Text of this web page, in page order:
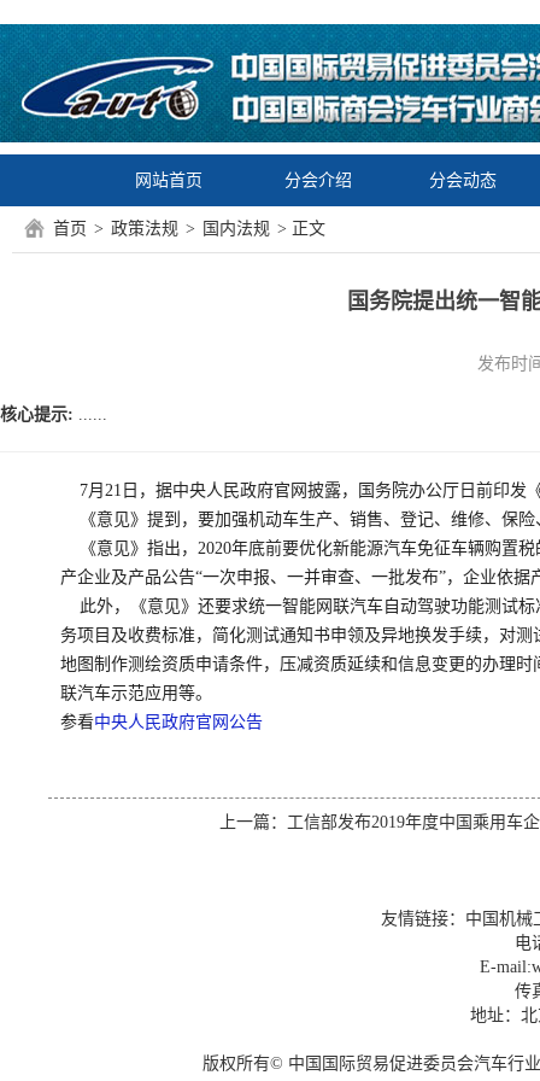
网站首页 分会介绍 分会动态
首页 > 政策法规 > 国内法规 > 正文
国务院提出统一智
发布时
核心提示: ......
7月21日，据中央人民政府官网披露，国务院办公厅日前印发
《意见》提到，要加强机动车生产、销售、登记、维修、保
《意见》指出，2020年底前要优化新能源汽车免征车辆购置
产企业及产品公告“一次申报、一并审查、一批发布”，企业依
此外，《意见》还要求统一智能网联汽车自动驾驶功能测试
务项目及收费标准，简化测试通知书申领及异地换发手续，对
地图制作测绘资质申请条件，压减资质延续和信息变更的办理
联汽车示范应用等。
参看中央人民政府官网公告
上一篇： 工信部发布2019年度中国乘用车
友情链接： 中国机械
电
E-
传
地址：
版权所有© 中国国际贸易促进委员会汽车行